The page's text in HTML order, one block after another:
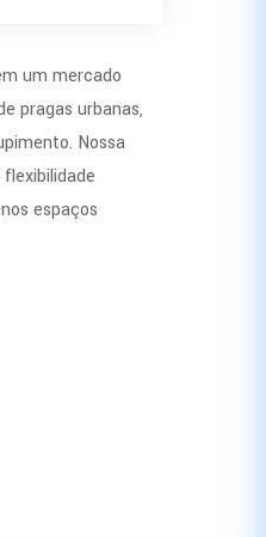
um mercado
pragas urbanas,
Nossa
espaços